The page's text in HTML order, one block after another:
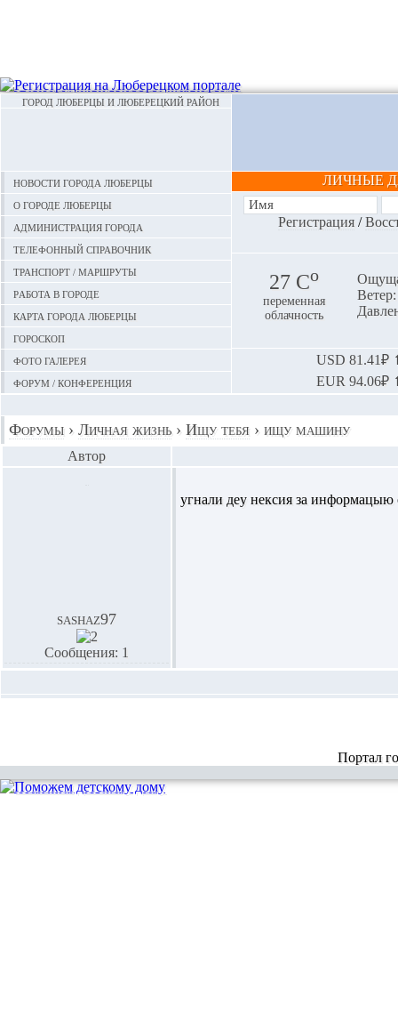
ГОРОД ЛЮБЕРЦЫ И ЛЮБЕРЕЦКИЙ РАЙОН
Новости города Люберцы
О городе Люберцы
Администрация города
Телефонный справочник
Транспорт / маршруты
Работа в городе
Карта города Люберцы
Гороскоп
Фото галерея
Форум / конференция
ЛИЧНЫЕ
Регистрация/
27 Сo
переменная
облачность
USD 81.41₽
EUR 94.06₽
Форумы › Личная жизнь › Ищу тебя › ищу машину
Автор
sashaz97
Сообщения: 1
угнали деу нексия за
Портал